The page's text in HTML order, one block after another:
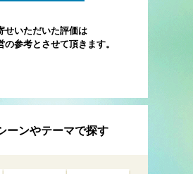
せいただいた評価は
の参考とさせて頂きます。
ーンやテーマで探す